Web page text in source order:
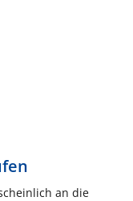
an die